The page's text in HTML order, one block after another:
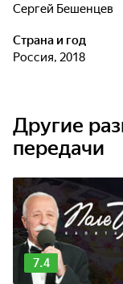
Сергей Бешенцев
Страна и год
Россия, 2018
Другие
передачи
7.4